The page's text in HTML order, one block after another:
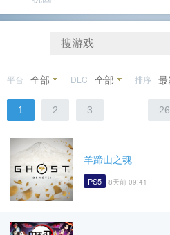
平台 全部 DLC 全部 排序
1 2 3 26
羊蹄山之魂
PS5 8天前 09:41